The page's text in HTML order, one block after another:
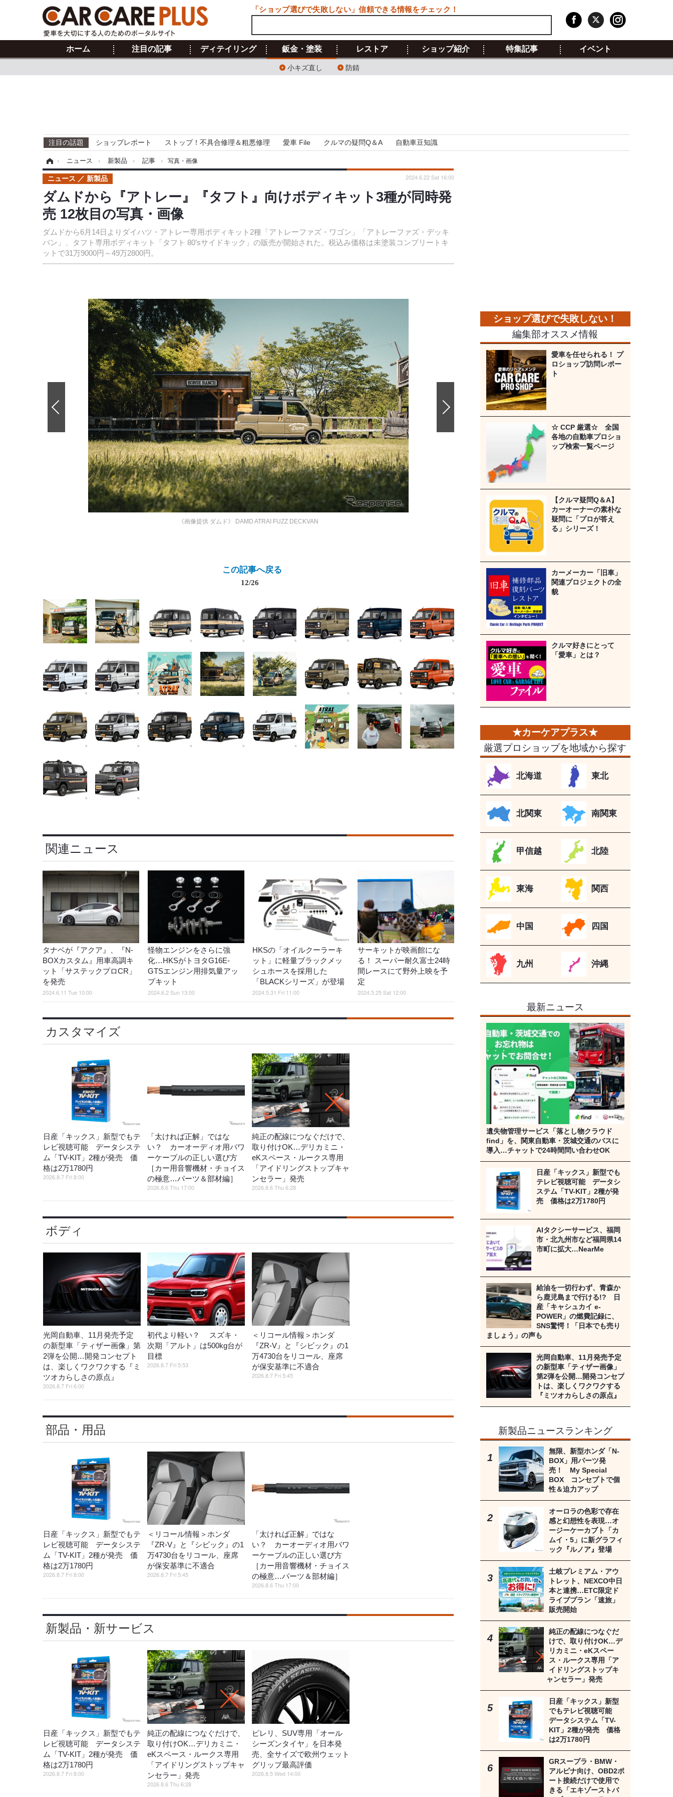
ホーム 注目の記事 ディテイリング 鈑金・塗装
小キズ直し 防錆
レストア ショップ紹介 特集記事 イベント
注目の話題 ショップレポート ストップ！不具合修理＆粗悪修理 愛車 File クルマの疑問Q＆A 自動車豆知識
› ニュース › 新製品 › 記事 › 写真・画像
ダムドから『アトレー』『タフト』向けボディキット3種が同時発
売 12枚目の写真・画像
ダムドから6月14日よりダイハツ・アトレー専用ボディキット2種「アトレーファズ・ワゴン」「アトレーファズ・デッキ
バン」、タフト専用ボディキット「タフト 80’sサイドキック」の販売が開始された。税込み価格は未塗装コンプリートキ
ットで31万9000円～49万2800円。
ニュース 新製品 2024.6.22 Sat 16:00
《画像提供 ダムド》 DAMD ATRAI FUZZ DECKVAN
この記事へ戻る
12/26
関連ニュース
タナベが『アクア』、『N-
BOXカスタム』用車高調キ
ット「サステックプロCR」
を発売
2024.6.11 Tue 10:00
怪物エンジンをさらに強
化…HKSがトヨタG16E-
GTSエンジン用排気量アッ
プキット
2024.6.2 Sun 13:00
HKSの「オイルクーラーキ
ット」に軽量ブラックメッ
シュホースを採用した
「BLACKシリーズ」が登場
2024.5.31 Fri 11:00
サーキットが映画館にな
る！ スーパー耐久富士24時
間レースにて野外上映を予
定
2024.5.25 Sat 12:00
カスタマイズ
日産「キックス」新型でもテ
レビ視聴可能 データシステ
ム「TV-KIT」2種が発売 価
格は2万1780円
2026.8.7 Fri 8:00
「太ければ正解」ではな
い？ カーオーディオ用パワ
ーケーブルの正しい選び方
［カー用音響機材・チョイス
の極意…パーツ＆部材編］
2026.8.6 Thu 17:00
純正の配線につなぐだけで、
取り付けOK…デリカミニ・
eKスペース・ルークス専用
「アイドリングストップキャ
ンセラー」発売
2026.8.6 Thu 6:28
ボディ
光岡自動車、11月発売予定
の新型車「ティザー画像」第
2弾を公開…開発コンセプト
は、楽しくワクワクする『ミ
ツオカらしさの原点』
2026.8.7 Fri 6:00
初代より軽い？ スズキ・
次期「アルト」は500kg台が
目標
2026.8.7 Fri 5:53
＜リコール情報＞ホンダ
『ZR-V』と『シビック』の1
万4730台をリコール、座席
が保安基準に不適合
2026.8.7 Fri 5:45
部品・用品
日産「キックス」新型でもテ
レビ視聴可能 データシステ
ム「TV-KIT」2種が発売 価
格は2万1780円
2026.8.7 Fri 8:00
＜リコール情報＞ホンダ
『ZR-V』と『シビック』の1
万4730台をリコール、座席
が保安基準に不適合
2026.8.7 Fri 5:45
「太ければ正解」ではな
い？ カーオーディオ用パワ
ーケーブルの正しい選び方
［カー用音響機材・チョイス
の極意…パーツ＆部材編］
2026.8.6 Thu 17:00
新製品・新サービス
日産「キックス」新型でもテ
レビ視聴可能 データシステ
ム「TV-KIT」2種が発売 価
格は2万1780円
2026.8.7 Fri 8:00
純正の配線につなぐだけで、
取り付けOK…デリカミニ・
eKスペース・ルークス専用
「アイドリングストップキャ
ンセラー」発売
2026.8.6 Thu 6:28
ピレリ、SUV専用「オール
シーズンタイヤ」を日本発
売、全サイズで欧州ウェット
グリップ最高評価
2026.8.5 Wed 14:00
編集部オススメ情報
愛車を任せられる！ プ
ロショップ訪問レポー
ト
☆ CCP 厳選☆ 全国
各地の自動車プロショ
ップ検索一覧ページ
【クルマ疑問Q＆A】
カーオーナーの素朴な
疑問に「プロが答え
る」シリーズ！
カーメーカー「旧車」
関連プロジェクトの全
貌
クルマ好きにとって
「愛車」とは？
厳選プロショップを地域から探す
北海道 東北
北関東 南関東
甲信越 北陸
東海 関西
中国 四国
九州 沖縄
最新ニュース
遺失物管理サービス「落とし物クラウド
find」を、関東自動車・茨城交通のバスに
導入…チャットで24時間問い合わせOK
日産「キックス」新型でも
テレビ視聴可能 データシ
ステム「TV-KIT」2種が発
売 価格は2万1780円
AIタクシーサービス、福岡
市・北九州市など福岡県14
市町に拡大…NearMe
給油を一切行わず、青森か
ら鹿児島まで行ける!? 日
産「キャシュカイ e-
POWER」の燃費記録に、
SNS驚愕！「日本でも売り
ましょう」の声も
光岡自動車、11月発売予定
の新型車「ティザー画像」
第2弾を公開…開発コンセプ
トは、楽しくワクワクする
『ミツオカらしさの原点』
新製品ニュースランキング
無限、新型ホンダ「N-
BOX」用パーツ発
売！ My Special
BOX コンセプトで個
性＆迫力アップ
オーロラの色彩で存在
感と幻想性を表現…オ
ージーケーカブト「カ
ムイ・5」に新グラフィ
ック『ルノア』登場
土岐プレミアム・アウ
トレット、NEXCO中日
本と連携…ETC限定ド
ライブプラン「速旅」
販売開始
純正の配線につなぐだ
けで、取り付けOK…デ
リカミニ・eKスペー
ス・ルークス専用「ア
イドリングストップキ
ャンセラー」発売
日産「キックス」新型
でもテレビ視聴可能
データシステム「TV-
KIT」2種が発売 価格
は2万1780円
GRスープラ・BMW・
アルピナ向け、OBD2ポ
ート接続だけで使用で
きる「エキゾーストバ
「ショップ選びで失敗しない」信頼できる情報をチェック！